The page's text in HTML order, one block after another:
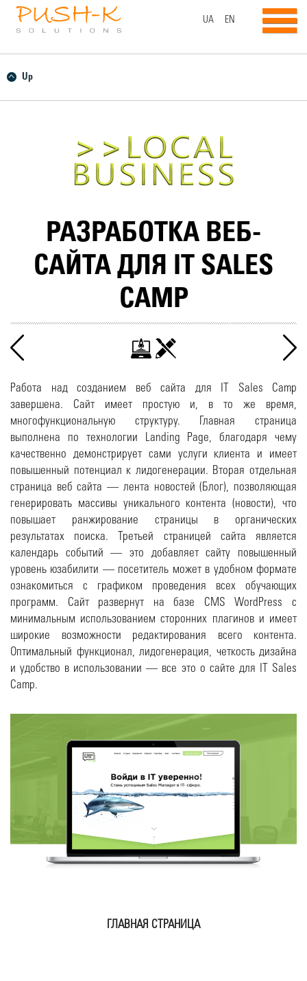
UA EN
Up
РАЗРАБОТКА ВЕБ-
САЙТА ДЛЯ IT SALES
CAMP
Работа над созданием веб сайта для IT Sales Camp
завершена. Сайт имеет простую и, в то же время,
многофункциональную структуру. Главная страница
выполнена по технологии Landing Page, благодаря чему
качественно демонстрирует сами услуги клиента и имеет
повышенный потенциал к лидогенерации. Вторая отдельная
страница веб сайта — лента новостей (Блог), позволяющая
генерировать массивы уникального контента (новости), что
повышает ранжирование страницы в органических
результатах поиска. Третьей страницей сайта является
календарь событий — это добавляет сайту повышенный
уровень юзабилити — посетитель может в удобном формате
ознакомиться с графиком проведения всех обучающих
программ. Сайт развернут на базе CMS WordPress с
минимальным использованием сторонних плагинов и имеет
широкие возможности редактирования всего контента.
Оптимальный функционал, лидогенерация, четкость дизайна
и удобство в использовании — все это о сайте для IT Sales
Camp.
ГЛАВНАЯ СТРАНИЦА